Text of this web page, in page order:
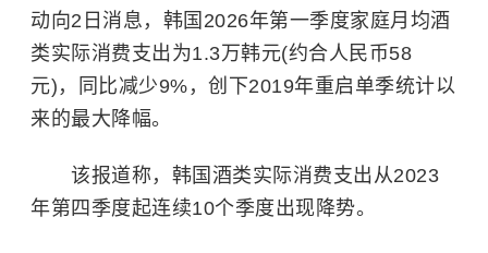
动向2日消息，韩国2026年第一季度家庭月均酒
类实际消费支出为1.3万韩元(约合人民币58
元)，同比减少9%，创下2019年重启单季统计以
来的最大降幅。
该报道称，韩国酒类实际消费支出从2023
年第四季度起连续10个季度出现降势。